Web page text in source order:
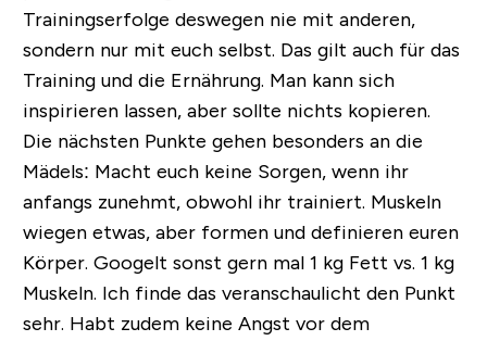
Trainingserfolge deswegen nie mit anderen,
sondern nur mit euch selbst. Das gilt auch für das
Training und die Ernährung. Man kann sich
inspirieren lassen, aber sollte nichts kopieren.
Die nächsten Punkte gehen besonders an die
Mädels: Macht euch keine Sorgen, wenn ihr
anfangs zunehmt, obwohl ihr trainiert. Muskeln
wiegen etwas, aber formen und definieren euren
Körper. Googelt sonst gern mal 1 kg Fett vs. 1 kg
Muskeln. Ich finde das veranschaulicht den Punkt
sehr. Habt zudem keine Angst vor dem